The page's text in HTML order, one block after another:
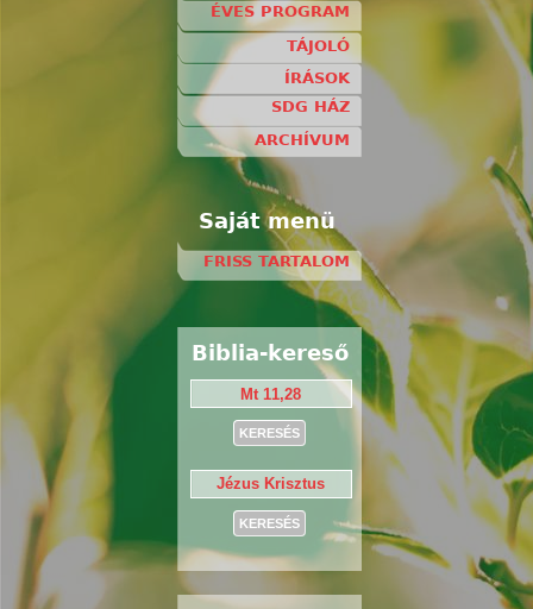
ÉVES PROGRAM
TÁJOLÓ
ÍRÁSOK
SDG HÁZ
ARCHÍVUM
Saját menü
FRISS TARTALOM
Biblia-kereső